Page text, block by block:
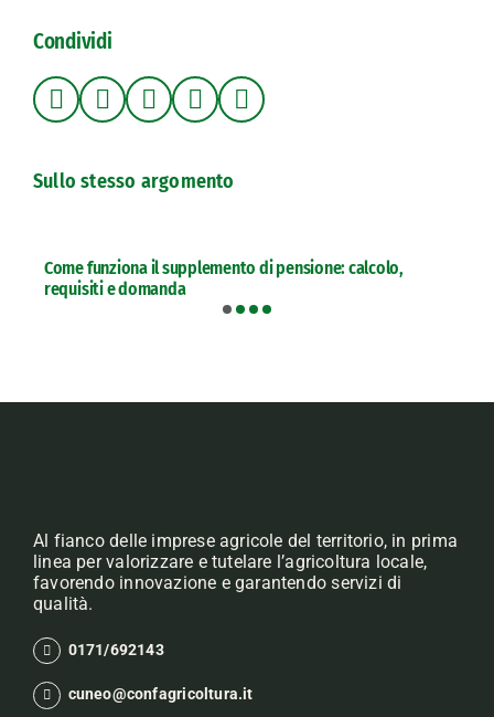
Condividi
Sullo stesso argomento
Come funziona il supplemento di pensione: calcolo,
requisiti e domanda
Al fianco delle imprese agricole del territorio, in prima
linea per valorizzare e tutelare l’agricoltura locale,
favorendo innovazione e garantendo servizi di
qualità.
0171/692143
cuneo@confagricoltura.it